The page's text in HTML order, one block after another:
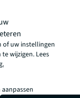
of uw instellingen
wijzigen. Lees